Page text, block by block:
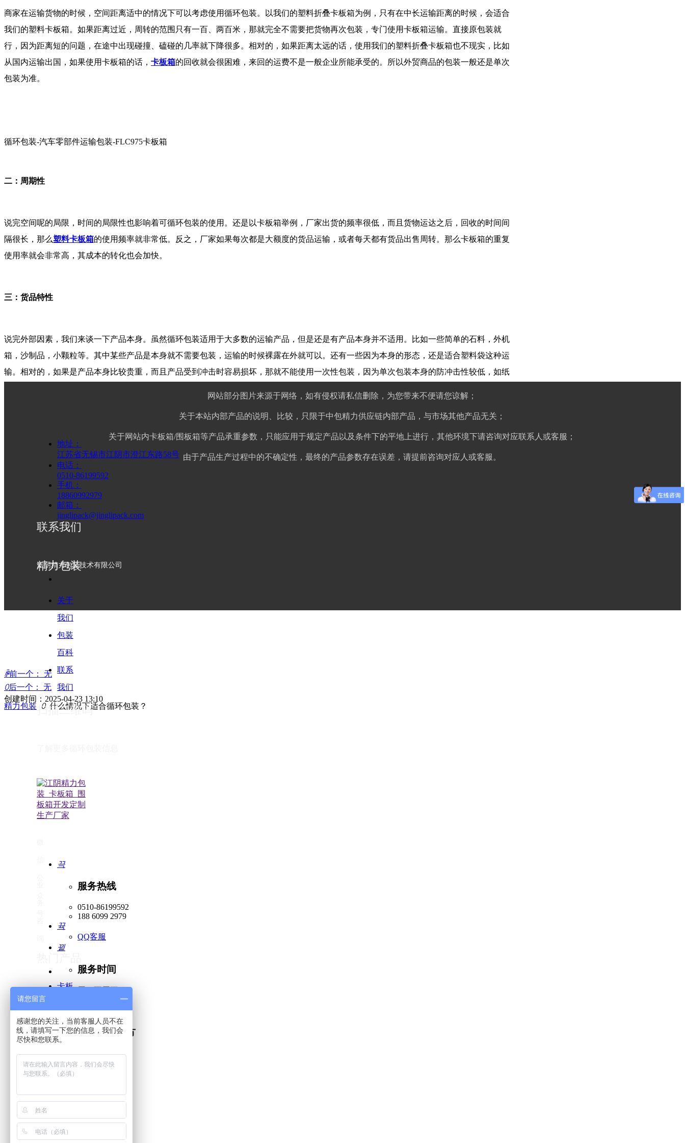
商家在运输货物的时候，空间距离适中的情况下可以考虑使用循环包装。以我们的塑料折叠卡板箱为例，只有在中长运输距离的时候，会适合
我们的塑料卡板箱。如果距离过近，周转的范围只有一百、两百米，那就完全不需要把货物再次包装，专门使用卡板箱运输。直接原包装就
行，因为距离短的问题，在途中出现碰撞、磕碰的几率就下降很多。相对的，如果距离太远的话，使用我们的塑料折叠卡板箱也不现实，比如
从国内运输出国，如果使用卡板箱的话， 卡板箱的回收就会很困难，来回的运费不是一般企业所能承受的。所以外贸商品的包装一般还是单次
包装为准。
循环包装-汽车零部件运输包装-FLC975卡板箱
二：周期性
说完空间呢的局限，时间的局限性也影响着可循环包装的使用。还是以卡板箱举例，厂家出货的频率很低，而且货物运达之后，回收的时间间
隔很长，那么塑料卡板箱的使用频率就非常低。反之，厂家如果每次都是大额度的货品运输，或者每天都有货品出售周转。那么卡板箱的重复
使用率就会非常高，其成本的转化也会加快。
三：货品特性
说完外部因素，我们来谈一下产品本身。虽然循环包装适用于大多数的运输产品，但是还是有产品本身并不适用。比如一些简单的石料，外机
箱，沙制品，小颗粒等。其中某些产品是本身就不需要包装，运输的时候裸露在外就可以。还有一些因为本身的形态，还是适合塑料袋这种运
输。相对的，如果是产品本身比较贵重，而且产品受到冲击时容易损坏，那就不能使用一次性包装，因为单次包装本身的防冲击性较低，如纸
总结：不同的产品，不同的厂家特性决定了自身成本是否适合可循环包装产品。越是大型企业产品的周转，使用循环包装的产品，越可以节约
更多的成本，间接的增加企业的收益。
让我们共同探究可循环物流包装发展道路
ꄴ前一个：
无
ꄲ后一个：
无
创建时间： 2025-04-23 13:10
精力包装
ꄲ 什么情况下适合循环包装？
网站部分图片来源于网络，如有侵权请私信删除，为您带来不便请您谅解；
关于本站内部产品的说明、比较，只限于中包精力供应链内部产品，与市场其他产品无关；
关于网站内卡板箱/围板箱等产品承重参数，只能应用于规定产品以及条件下的平地上进行，其他环境下请咨询对应联系人或客服；
由于产品生产过程中的不确定性，最终的产品参数存在误差，请提前咨询对应人或客服。
地址：
江苏省无锡市江阴市澄江东路58号
电话：
0510-86199592
手机：
18860992979
邮箱：
jinglipack@jinglipack.com
联系我们
江阴精力包装技术有限公司
精力包装
关于
我们
包装
百科
联系
我们
扫描二维码
끅
服务热线
0510-86199592
188 6099 2979
뀩
QQ客服
뀥
服务时间
낃
扫码添加官方
녕
卡板
大箱
子
围板
塑料
托盘
箱
筐
液体
汽车零配件
果蔬农产品
请您留言
感谢您的关注，当前客服人员不在
线，请填写一下您的信息，我们会
尽快和您联系。